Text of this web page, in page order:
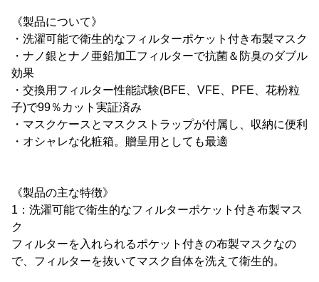
《製品について》
・洗濯可能で衛生的なフィルターポケット付き布製マスク
・ナノ銀とナノ亜鉛加工フィルターで抗菌＆防臭のダブル
効果
・交換用フィルター性能試験(BFE、VFE、PFE、花粉粒
子)で99％カット実証済み
・マスクケースとマスクストラップが付属し、収納に便利
・オシャレな化粧箱。贈呈用としても最適
《製品の主な特徴》
1：洗濯可能で衛生的なフィルターポケット付き布製マス
ク
フィルターを入れられるポケット付きの布製マスクなの
で、フィルターを抜いてマスク自体を洗えて衛生的。